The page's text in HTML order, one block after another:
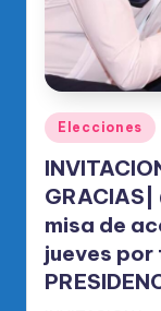
Publicado
en
Elecciones
misa de
jueves por